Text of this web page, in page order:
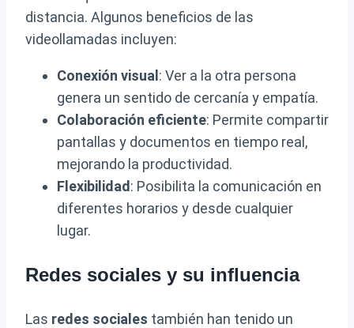
distancia. Algunos beneficios de las
videollamadas incluyen:
Conexión visual: Ver a la otra persona
genera un sentido de cercanía y empatía.
Colaboración eficiente: Permite compartir
pantallas y documentos en tiempo real,
mejorando la productividad.
Flexibilidad: Posibilita la comunicación en
diferentes horarios y desde cualquier
lugar.
Redes sociales y su influencia
Las redes sociales también han tenido un